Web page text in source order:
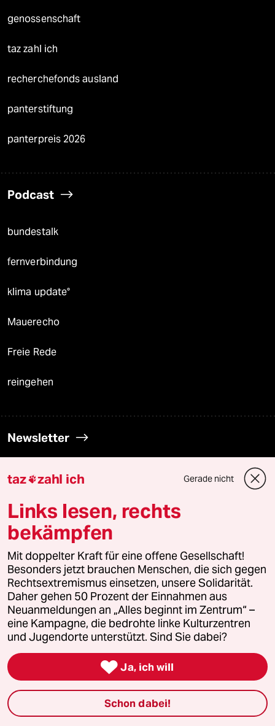
genossenschaft
taz zahl ich
recherchefonds ausland
panterstiftung
panterpreis 2026
Podcast
bundestalk
fernverbindung
klima update°
Mauerecho
Freie Rede
reingehen
Newsletter
team zukunft
taz frisch
taz zahl ich
taz lab Infobrief
Veranstaltungen
Demnächst
Vor Ort
Live im Stream
taz zahl ich Gerade nicht
Links lesen, rechts
bekämpfen
Mit doppelter Kraft für eine offene Gesellschaft!
Besonders jetzt brauchen Menschen, die sich gegen
Rechtsextremismus einsetzen, unsere Solidarität.
Daher gehen 50 Prozent der Einnahmen aus
Neuanmeldungen an „Alles beginnt im Zentrum“ –
eine Kampagne, die bedrohte linke Kulturzentren
und Jugendorte unterstützt. Sind Sie dabei?
 Ja, ich will
Schon dabei!